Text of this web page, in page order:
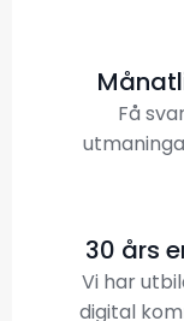
Få
30 års
Vi har
digital